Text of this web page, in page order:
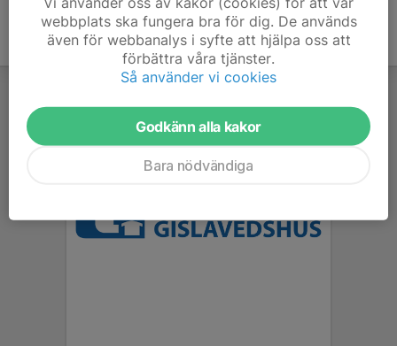
webbplats ska fungera bra för dig. De används
även för webbanalys i syfte att hjälpa oss att
förbättra våra tjänster.
Så använder vi cookies
Godkänn alla kakor
Bara nödvändiga